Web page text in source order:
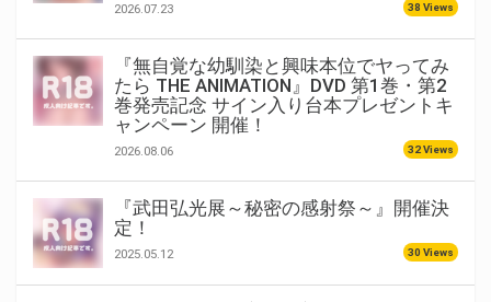
2026.07.23 38 Views
『無自覚な幼馴染と興味本位でヤってみ
たら THE ANIMATION』DVD 第1巻・第2
巻発売記念 サイン入り台本プレゼントキ
ャンペーン 開催！
2026.08.06 32 Views
『武田弘光展～秘密の感射祭～』開催決
定！
2025.05.12 30 Views